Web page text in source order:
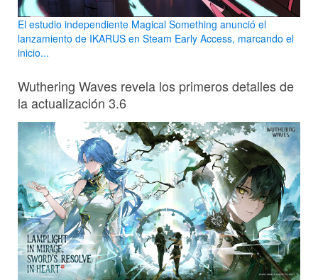
El estudio independiente Magical Something anunció el
lanzamiento de IKARUS en Steam Early Access, marcando el
inicio...
Wuthering Waves revela los primeros detalles de
la actualización 3.6